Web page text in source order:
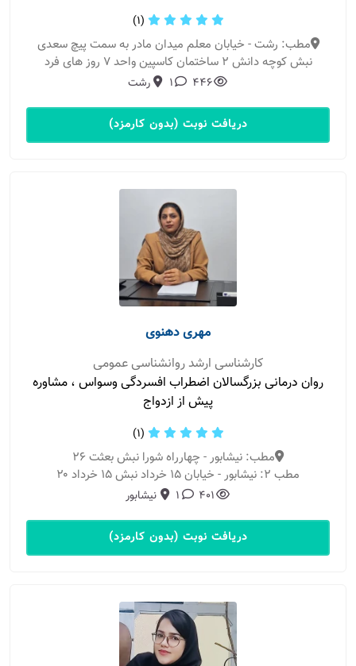
(1)
مطب: رشت - خیابان معلم میدان مادر به سمت پیچ سعدی
نبش کوچه دانش ۲ ساختمان کاسپین واحد ۷ روز های فرد
446
1 رشت
دریافت نوبت (بدون کارمزد)
مهری دهنوی
کارشناسی ارشد روانشناسی عمومی
روان درمانی بزرگسالان اضطراب افسردگی وسواس ، مشاوره
پیش از ازدواج
(1)
مطب: نیشابور - چهارراه شورا نبش بعثت ۲۶
مطب 2: نیشابور - خیابان ۱۵ خرداد نبش ۱۵ خرداد ۲۰
401
1 نیشابور
دریافت نوبت (بدون کارمزد)